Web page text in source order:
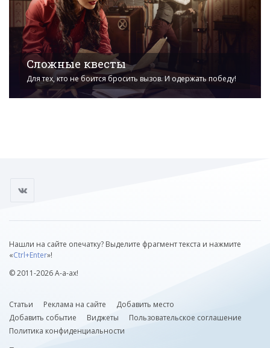
Сложные квесты
Для тех, кто не боится бросить вызов. И одержать победу!
Нашли на сайте опечатку? Выделите фрагмент текста и нажмите
«Ctrl+Enter»!
© 2011-2026 А-а-ах!
Статьи Реклама на сайте
Добавить место
Добавить событие
Виджеты
Пользовательское соглашение
Политика конфиденциальности